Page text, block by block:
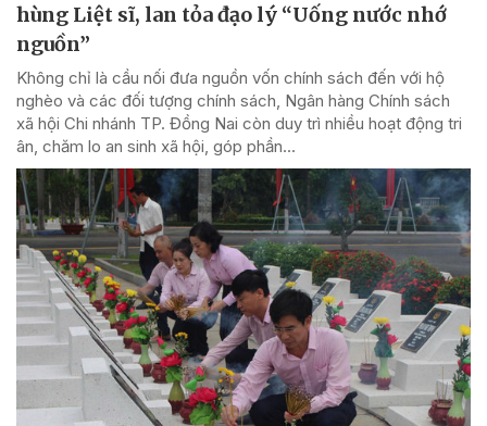
hùng Liệt sĩ, lan tỏa đạo lý “Uống nước nhớ
nguồn”
Không chỉ là cầu nối đưa nguồn vốn chính sách đến với hộ
nghèo và các đối tượng chính sách, Ngân hàng Chính sách
xã hội Chi nhánh TP. Đồng Nai còn duy trì nhiều hoạt động tri
ân, chăm lo an sinh xã hội, góp phần...